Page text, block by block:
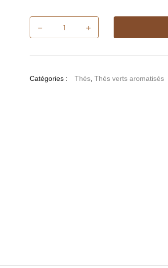
-
quantité
de
+
Catégories : Thés, Thés verts aromatisés